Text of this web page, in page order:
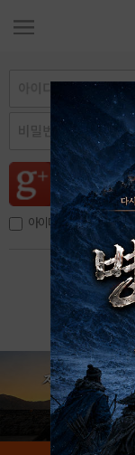
아이디, 이메일 저장
아이